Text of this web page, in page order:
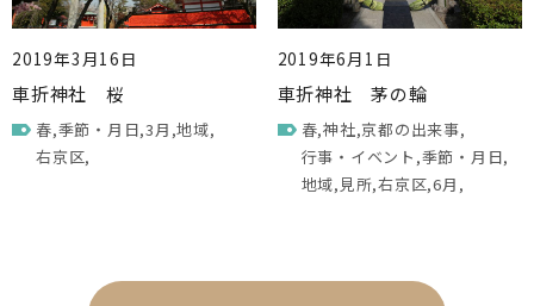
2019年3月16日
車折神社 桜
春 季節・月日 3月 地域
右京区
2019年6月1日
車折神社 茅の輪
春 神社 京都の出来事
行事・イベント 季節・月日
地域 見所 右京区 6月